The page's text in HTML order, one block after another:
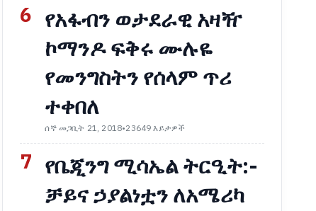
6 የአፋብን ወታደራዊ አዛዥ
ኮማንዶ ፍቅሩ ሙሉዬ
የመንግስትን የሰላም ጥሪ
ተቀበለ
ሰኞ መጋቢት 21, 2018•23649 እይታዎች
7 የቤጂንግ ሚሳኤል ትርዒት:-
ቻይና ኃያልነቷን ለአሜሪካ